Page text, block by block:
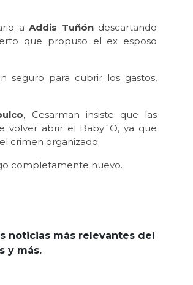
a Addis Tuñóndescartando
que propuso el ex esposo
seguro para cubrir los gastos,
, Cesarman insiste que las
volver abrir el Baby´O, ya que
crimen organizado.
completamente nuevo.
noticias más relevantes del
y más.